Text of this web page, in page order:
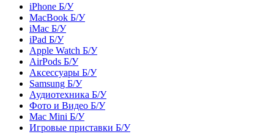
iPhone Б/У
MacBook Б/У
iMac Б/У
iPad Б/У
Apple Watch Б/У
AirPods Б/У
Аксессуары Б/У
Samsung Б/У
Аудиотехника Б/У
Фото и Видео Б/У
Mac Mini Б/У
Игровые приставки Б/У